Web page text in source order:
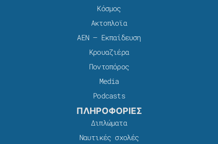
Κόσμος
Ακτοπλοϊα
ΑΕΝ – Εκπαίδευση
Κρουαζιέρα
Ποντοπόρος
Media
Podcasts
ΠΛΗΡΟΦΟΡΙΕΣ
Διπλώματα
Ναυτικές σχολές